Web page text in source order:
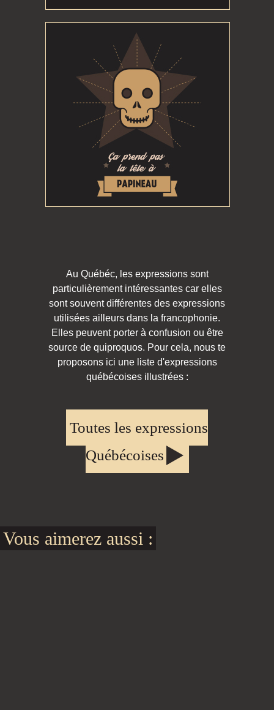
Au Québéc, les expressions sont
particulièrement intéressantes car elles
sont souvent différentes des expressions
utilisées ailleurs dans la francophonie.
Elles peuvent porter à confusion ou être
source de quiproquos. Pour cela, nous te
proposons ici une liste d'expressions
québécoises illustrées :
Toutes les expressions
Québécoises
Vous aimerez aussi :